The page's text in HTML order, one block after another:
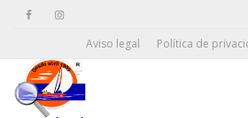
Aviso legal Política de